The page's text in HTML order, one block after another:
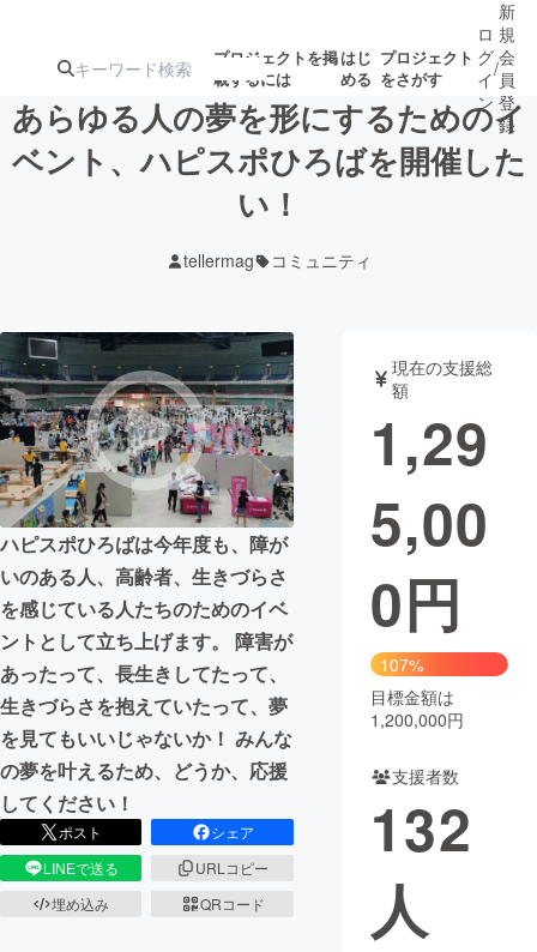
プロジェクトを掲
載するには
はじ
める
プロジェクト
をさがす
注目の新着プロ
テクノロジー・ガジェット
映像・映画 書籍・雑誌
ビジネス・起業 チャレンジ
まちづくり・地域活性化
CAMPFIRE for Social Good
CAMPFIRE Creation
CAMPFIREふるさと納税machi-ya コミュニティ
ロ
グ
イ
ン
/
新
規
会
員
登
録
あらゆる人の夢を形にするためのイ
ベント、ハピスポひろばを開催した
い！
tellermag コミュニティ
ハピスポひろばは今年度も、障が
いのある人、高齢者、生きづらさ
を感じている人たちのためのイベ
ントとして立ち上げます。 障害が
あったって、長生きしてたって、
生きづらさを抱えていたって、夢
を見てもいいじゃないか！ みんな
の夢を叶えるため、どうか、応援
してください！
ポスト
シェア
LINEで送る
URLコピー
埋め込み
QRコード
現在の支援総
額
1,29
5,00
0円
107%
目標金額は
1,200,000円
支援者数
132
人